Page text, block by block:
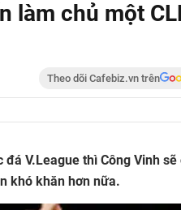
làm chủ một
Theo dõi Cafebiz.vn trên
V.League thì Công Vinh
khó khăn hơn nữa.